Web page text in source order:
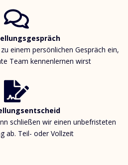
einem persönlichen Gespräch ein,
Team kennenlernen wirst
schließen wir einen unbefristeten
ab. Teil- oder Vollzeit